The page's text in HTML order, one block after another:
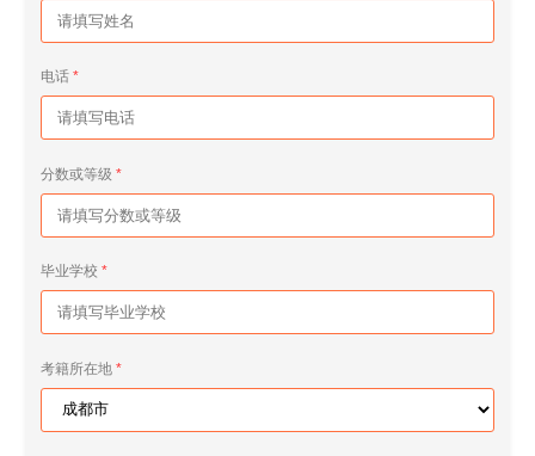
电话
分数或等级
毕业学校
考籍所在地